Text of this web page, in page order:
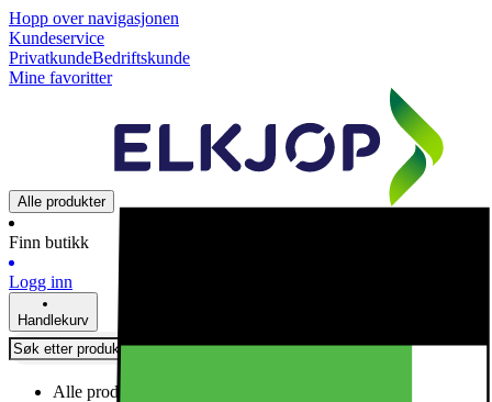
Hopp over navigasjonen
Kundeservice
PrivatkundeBedriftskunde
Mine favoritter
Alle produkter
Finn butikk
Logg inn
Handlekurv
Alle produkter